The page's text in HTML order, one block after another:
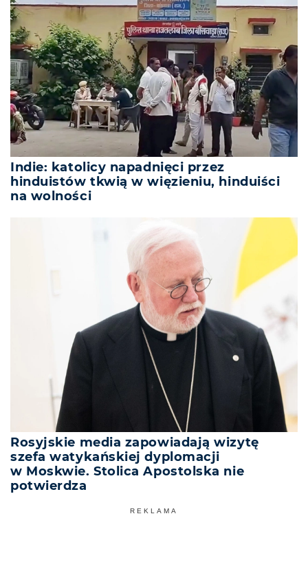
Indie: katolicy napadnięci przez
hinduistów tkwią w więzieniu, hinduiści
na wolności
Rosyjskie media zapowiadają wizytę
szefa watykańskiej dyplomacji
w Moskwie. Stolica Apostolska nie
potwierdza
REKLAMA